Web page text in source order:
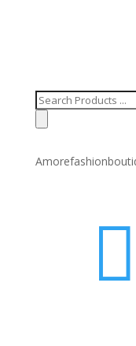
Products
search
